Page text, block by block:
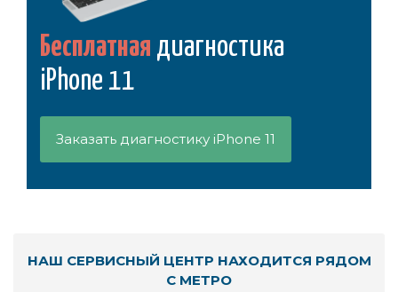
Бесплатная диагностика
iPhone 11
Заказать диагностику iPhone 11
НАШ СЕРВИСНЫЙ ЦЕНТР НАХОДИТСЯ РЯДОМ
С МЕТРО